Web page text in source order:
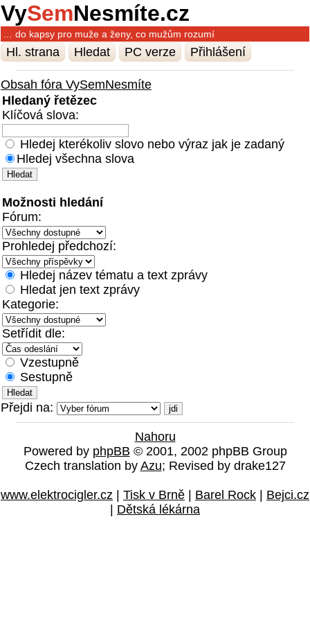
VySemNesmíte.cz
… do kapsy pro muže a ženy, co mužům rozumí
Hl. strana Hledat PC verze Přihlášení
Obsah fóra VySemNesmíte
Hledaný řetězec
Klíčová slova:
Hledej kterékoliv slovo nebo výraz jak je zadaný
Hledej všechna slova
Možnosti hledání
Fórum:
Prohledej předchozí:
Hledej název tématu a text zprávy
Hledat jen text zprávy
Kategorie:
Setřídit dle:
Vzestupně
Sestupně
Přejdi na:
Nahoru
Powered by phpBB © 2001, 2002 phpBB Group
Czech translation by Azu; Revised by drake127
www.elektrocigler.cz Tisk v Brně Barel Rock
Bejci.cz
Dětská lékárna